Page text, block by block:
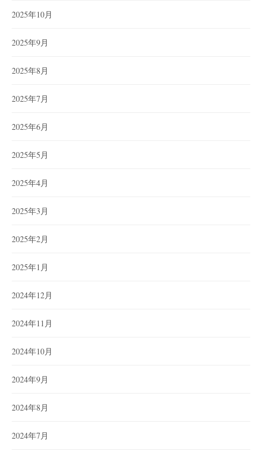
2025年10月
2025年9月
2025年8月
2025年7月
2025年6月
2025年5月
2025年4月
2025年3月
2025年2月
2025年1月
2024年12月
2024年11月
2024年10月
2024年9月
2024年8月
2024年7月